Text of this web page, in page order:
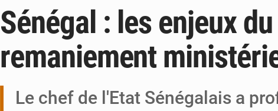
6 août 2026 Niger : Bilan à mi-
6 août 2026 Chasse aux gabegies à
5 août 2026 Tibiri : le dialogue,
Sénégal : les enjeux
remaniement
Le chef de l'Etat Sénégalais a